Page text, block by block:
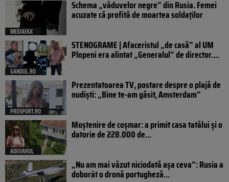
MEDIAFAX
Schema „văduvelor negre” din Rusia. Femei
acuzate că profită de moartea soldaților
GANDUL.RO
STENOGRAME | Afaceristul „de casă” al UM
Plopeni era alintat „Generalul” de director....
PROSPORT.RO
Prezentatoarea TV, postare despre o plajă de
nudiști: „Bine te-am găsit, Amsterdam”
ADEVARUL
Moștenire de coșmar: a primit casa tatălui și o
datorie de 228.000 de...
„Nu am mai văzut niciodată așa ceva”: Rusia a
doborât o dronă portugheză...